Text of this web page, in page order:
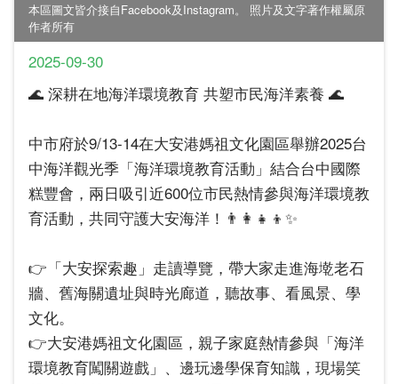
本區圖文皆介接自Facebook及Instagram。 照片及文字著作權屬原
作者所有
2025-09-30
🌊 深耕在地海洋環境教育 共塑市民海洋素養 🌊
中市府於9/13-14在大安港媽祖文化園區舉辦2025台
中海洋觀光季「海洋環境教育活動」結合台中國際
糕豐會，兩日吸引近600位市民熱情參與海洋環境教
育活動，共同守護大安海洋！👨‍👩‍👧‍👦✨
👉「大安探索趣」走讀導覽，帶大家走進海墘老石
牆、舊海關遺址與時光廊道，聽故事、看風景、學
文化。
👉大安港媽祖文化園區，親子家庭熱情參與「海洋
環境教育闖關遊戲」、邊玩邊學保育知識，現場笑